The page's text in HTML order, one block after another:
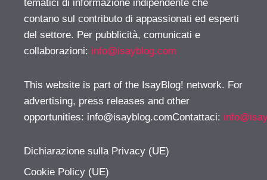
tematici di informazione indipendente che
contano sul contributo di appassionati ed esperti
del settore. Per pubblicità, comunicati e
collaborazioni: info@isayblog.com
This website is part of the IsayBlog! network. For
advertising, press releases and other
opportunities: info@isayblog.comContattaci:
Dichiarazione sulla Privacy (UE)
Cookie Policy (UE)